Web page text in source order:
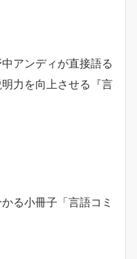
アンディが直接語る
力を向上させる『言
る小冊子「言語コミ